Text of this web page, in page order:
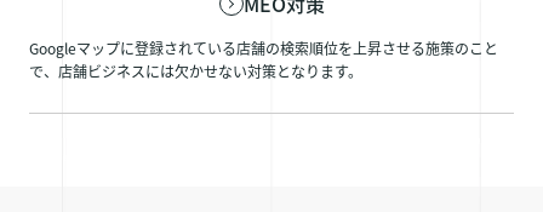
Googleマップに登録されている店舗の検索順位を上昇させる施策のこと
で、店舗ビジネスには欠かせない対策となります。